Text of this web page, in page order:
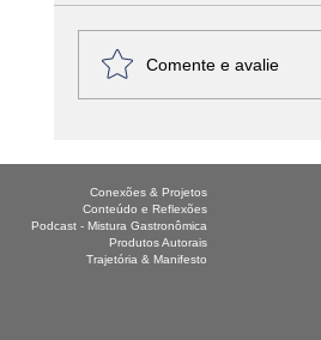
Ser feliz ou ter
Comente e avalie
Conexões & Projetos
Conteúdo e Reflexões
Podcast - Mistura Gastronômica
Produtos Autorais
Trajetória & Manifesto